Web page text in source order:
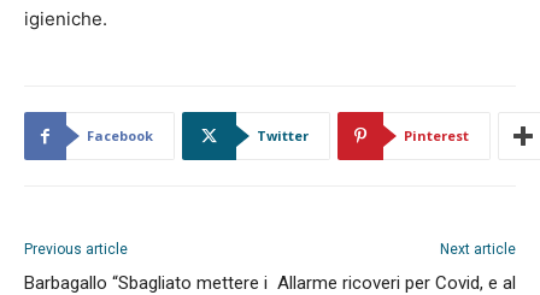
igieniche.
Facebook Twitter Pinterest
Previous article
Barbagallo “Sbagliato mettere i
Next article
Allarme ricoveri per Covid, e al